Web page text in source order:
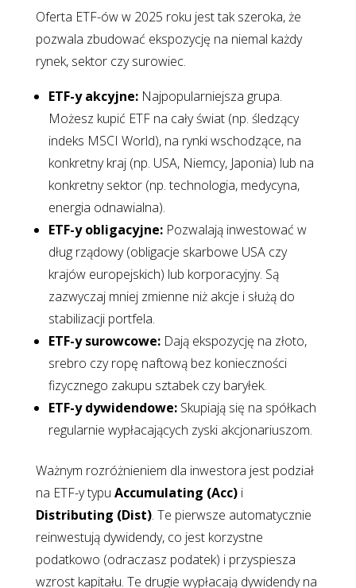
Oferta ETF-ów w 2025 roku jest tak szeroka, że
pozwala zbudować ekspozycję na niemal każdy
rynek, sektor czy surowiec.
ETF-y akcyjne:Najpopularniejsza grupa.
Możesz kupić ETF na cały świat (np. śledzący
indeks MSCI World), na rynki wschodzące, na
konkretny kraj (np. USA, Niemcy, Japonia) lub na
konkretny sektor (np. technologia, medycyna,
energia odnawialna).
ETF-y obligacyjne:Pozwalają inwestować w
dług rządowy (obligacje skarbowe USA czy
krajów europejskich) lub korporacyjny. Są
zazwyczaj mniej zmienne niż akcje i służą do
stabilizacji portfela.
ETF-y surowcowe:Dają ekspozycję na złoto,
srebro czy ropę naftową bez konieczności
fizycznego zakupu sztabek czy baryłek.
ETF-y dywidendowe:Skupiają się na spółkach
regularnie wypłacających zyski akcjonariuszom.
Ważnym rozróżnieniem dla inwestora jest podział
na ETF-y typu Accumulating (Acc)i
Distributing (Dist). Te pierwsze automatycznie
reinwestują dywidendy, co jest korzystne
podatkowo (odraczasz podatek) i przyspiesza
wzrost kapitału. Te drugie wypłacają dywidendy na